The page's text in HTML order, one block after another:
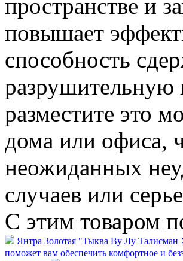
пространстве и
повышает
способность
разместите это
дома или офиса,
неожиданных
случаев или
С этим товаром
Янтра Золотая "Тыква Ву Лу Талисман
поможет вам обеспечить комфортное и